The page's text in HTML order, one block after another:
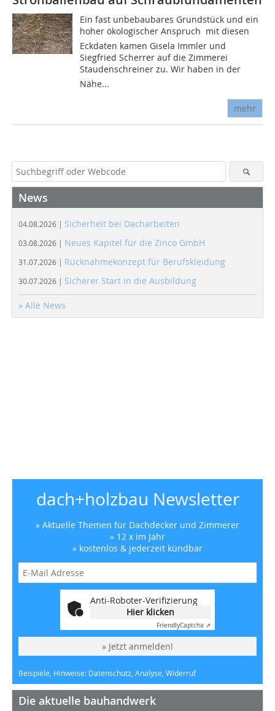
Ein fast unbebaubares Grundstück und ein
hoher ökologischer Anspruch  mit diesen
Eckdaten kamen Gisela Immler und
Siegfried Scherrer auf die Zimmerei
Staudenschreiner zu. Wir haben in der
Nähe...
mehr
News
04.08.2026 | Sicherheit bei Dacharbeiten
03.08.2026 | Neues Kapitel für die Zinco GmbH
31.07.2026 | Rücknahmekonzept für Berufskleidung
30.07.2026 | Sicherer Start in die Ausbildung
» Alle News
dach+holzbau Newsletter
» Aktuelle Themen für Dachdecker und Zimmerer
» 12 x im Jahr
» kostenlos & jederzeit kündbar
Anti-Roboter-Verifizierung
Hier klicken
FriendlyCaptcha ⇗
» Jetzt anmelden!
Beispiele, Hinweise: Datenschutz, Analyse, Widerruf
Die aktuelle bauhandwerk